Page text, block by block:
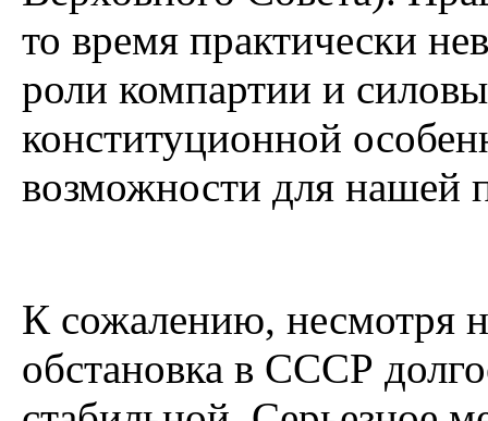
то время практически
роли компартии и
конституционной
возможности для нашей
К сожалению, несмотря
обстановка в СССР